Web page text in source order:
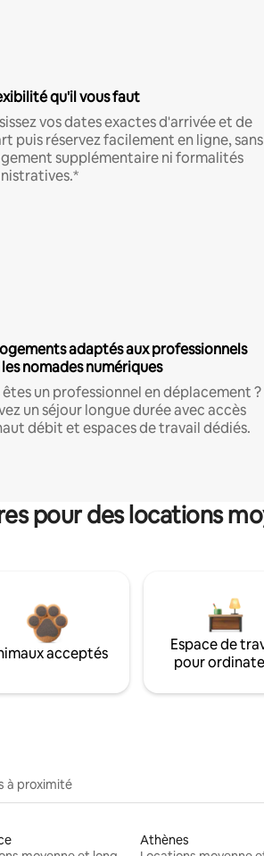
qu'il vous faut
vos dates exactes d'arrivée et de
puis réservez facilement en ligne, sans
supplémentaire ni formalités
adaptés aux professionnels
nomades numériques
êtes un professionnel en déplacement ?
un séjour longue durée avec accès
débit et espaces de travail dédiés.
pour des locations
acceptés
Espace de
pour
à proximité
Athènes